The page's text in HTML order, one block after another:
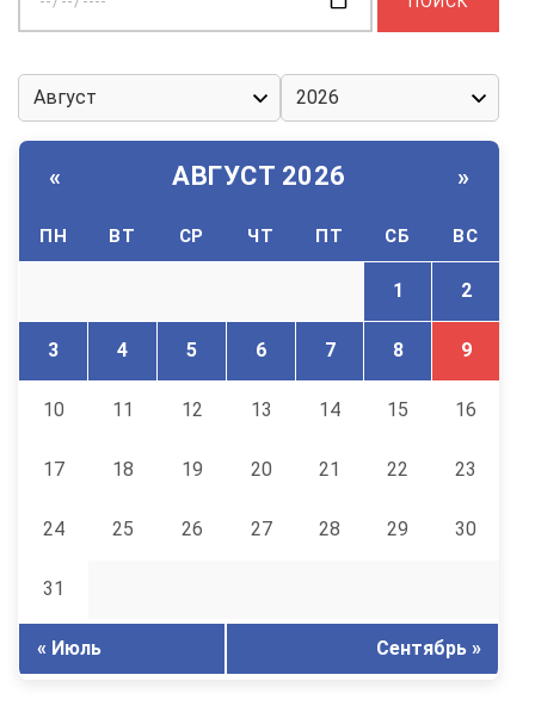
дату:
« АВГУСТ 2026 »
ПН ВТ СР ЧТ ПТ СБ ВС
1 2
3 4 5 6 7 8 9
10 11 12 13 14 15 16
17 18 19 20 21 22 23
24 25 26 27 28 29 30
31
« Июль Сентябрь »